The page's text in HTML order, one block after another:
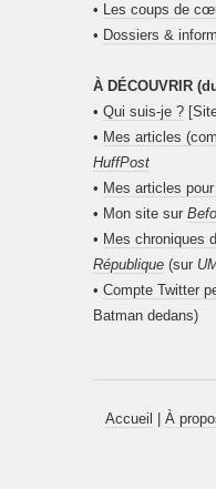
• Les coups de
• Dossiers &
À DÉCOUVRIR
• Qui suis-je ?
• Mes articles
HuffPost
• Mes articles pour
• Mon site sur
• Mes chroniques
République (sur
• Compte Twitter
Batman dedans)
Accueil | À